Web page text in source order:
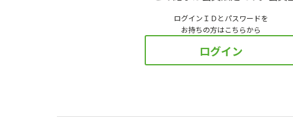
ログインＩＤとパスワードを
お持ちの方はこちらから
ログイン